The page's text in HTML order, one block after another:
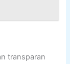
transparan